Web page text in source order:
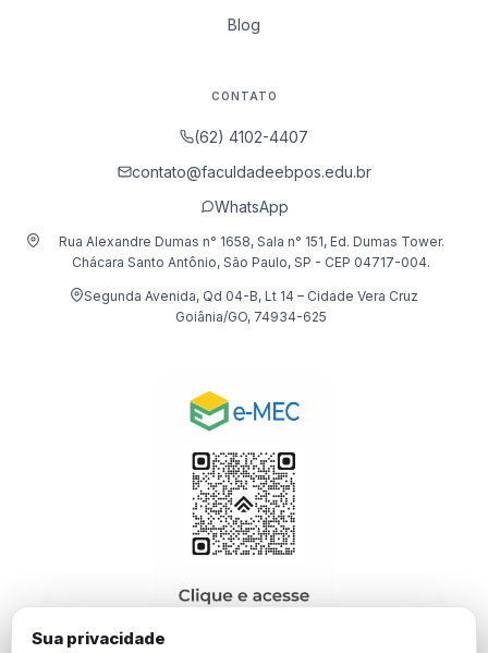
Blog
CONTATO
(62) 4102-4407
contato@faculdadeebpos.edu.br
WhatsApp
Rua Alexandre Dumas n° 1658, Sala n° 151, Ed. Dumas Tower.
Chácara Santo Antônio, São Paulo, SP - CEP 04717-004.
Segunda Avenida, Qd 04-B, Lt 14 – Cidade Vera Cruz
Goiânia/GO, 74934-625
Sua privacidade